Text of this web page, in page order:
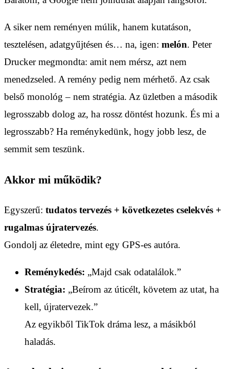
A siker nem reményen múlik, hanem kutatáson,
tesztelésen, adatgyűjtésen és… na, igen: melón. Peter
Drucker megmondta: amit nem mérsz, azt nem
menedzseled. A remény pedig nem mérhető. Az csak
belső monológ – nem stratégia. Az üzletben a második
legrosszabb dolog az, ha rossz döntést hozunk. És mi a
legrosszabb? Ha reménykedünk, hogy jobb lesz, de
semmit sem teszünk.
Akkor mi működik?
Egyszerű: tudatos tervezés + következetes cselekvés +
rugalmas újratervezés.
Gondolj az életedre, mint egy GPS-es autóra.
Reménykedés: „Majd csak odatalálok.”
Stratégia: „Beírom az úticélt, követem az utat, ha
kell, újratervezek.”
Az egyikből TikTok dráma lesz, a másikból
haladás.